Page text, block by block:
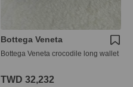
Bottega Veneta
Bottega Veneta crocodile long wallet
TWD 32,232